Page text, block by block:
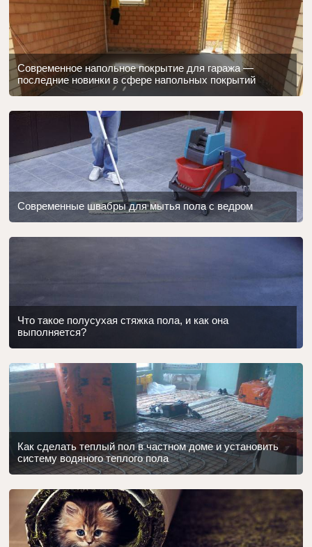
Современное напольное покрытие для гаража —
последние новинки в сфере напольных покрытий
Современные швабры для мытья пола с ведром
Что такое полусухая стяжка пола, и как она
выполняется?
Как сделать теплый пол в частном доме и установить
систему водяного теплого пола